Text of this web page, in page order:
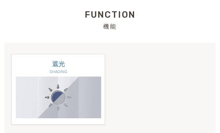
FUNCTION
機能
遮光
SHADING